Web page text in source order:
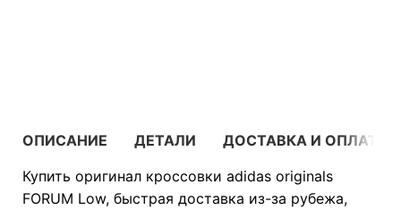
ОПИСАНИЕ ДЕТАЛИ
ДОСТАВКА И ОПЛАТА
Купить оригинал кроссовки adidas originals
FORUM Low, быстрая доставка из-за рубежа,